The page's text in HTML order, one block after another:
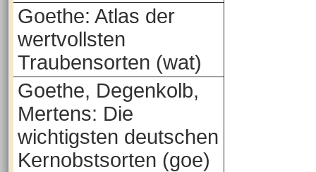
Goethe: Atlas der
wertvollsten
Traubensorten (wat)
Goethe, Degenkolb,
Mertens: Die
wichtigsten deutschen
Kernobstsorten (goe)